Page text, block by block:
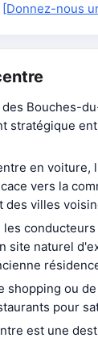
[Donnez-nous
Bouches-
stratégique
en
vers la
des villes
site naturel
shopping ou
pour
est une